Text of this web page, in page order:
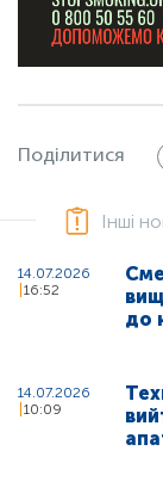
Поділитися
Інші
14.07.2026
16:52
до
14.07.2026
10:09